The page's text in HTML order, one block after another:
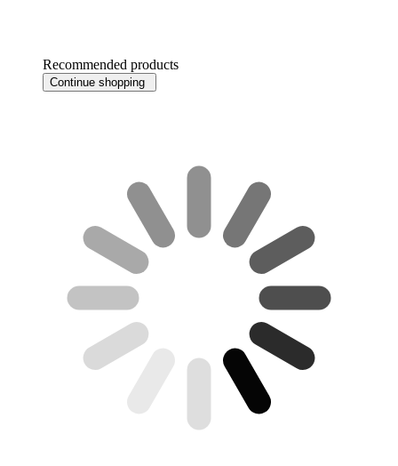
Recommended products
Continue shopping